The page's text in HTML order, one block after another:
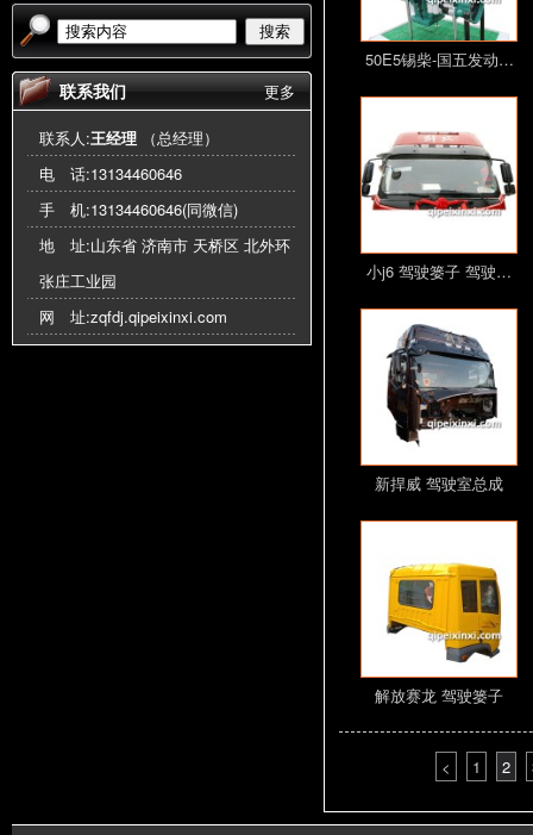
搜索
更多
联系我们
联系人:王经理 （总经理）
电 话:13134460646
手 机:13134460646(同微信)
地 址:山东省 济南市 天桥区 北外环
张庄工业园
网 址:zqfdj.qipeixinxi.com
50E5锡柴-国五发动…
小j6 驾驶篓子 驾驶…
新捍威 驾驶室总成
驾…
解放赛龙 驾驶篓子
驾…
<
1 2